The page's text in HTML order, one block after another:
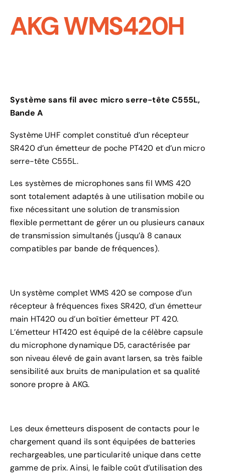
AKG WMS420H
Système sans fil avec micro serre-tête C555L,
Bande A
Système UHF complet constitué d’un récepteur
SR420 d’un émetteur de poche PT420 et d’un micro
serre-tête C555L.
Les systèmes de microphones sans fil WMS 420
sont totalement adaptés à une utilisation mobile ou
fixe nécessitant une solution de transmission
flexible permettant de gérer un ou plusieurs canaux
de transmission simultanés (jusqu’à 8 canaux
compatibles par bande de fréquences).
Un système complet WMS 420 se compose d’un
récepteur à fréquences fixes SR420, d’un émetteur
main HT420 ou d’un boîtier émetteur PT 420.
L’émetteur HT420 est équipé de la célèbre capsule
du microphone dynamique D5, caractérisée par
son niveau élevé de gain avant larsen, sa très faible
sensibilité aux bruits de manipulation et sa qualité
sonore propre à AKG.
Les deux émetteurs disposent de contacts pour le
chargement quand ils sont équipées de batteries
rechargeables, une particularité unique dans cette
gamme de prix. Ainsi, le faible coût d’utilisation des